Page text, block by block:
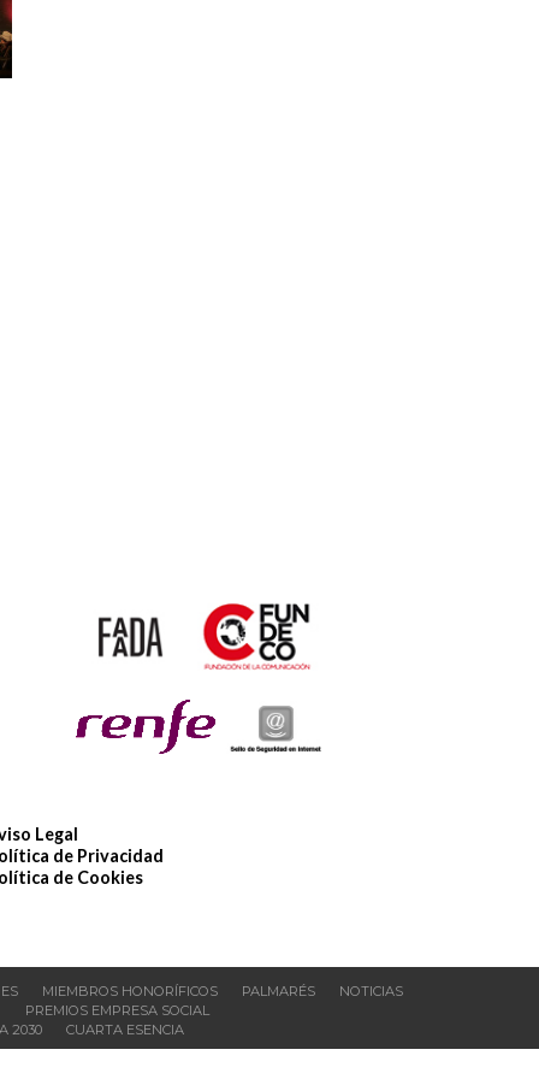
Legal
de Privacidad
de Cookies
MIEMBROS HONORÍFICOS PALMARÉS
NOTICIAS
PREMIOS EMPRESA SOCIAL
2030
CUARTA ESENCIA